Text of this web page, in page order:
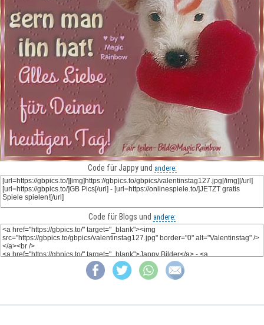
Code für Jappy und andere:
Code für Blogs und andere: